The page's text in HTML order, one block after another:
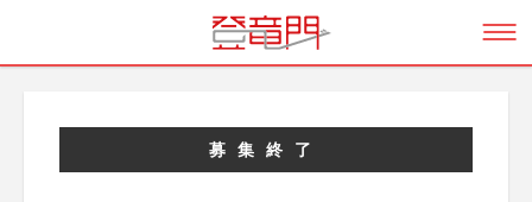
募集終了